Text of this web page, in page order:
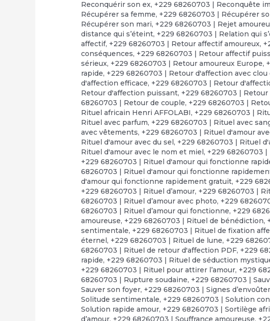
Reconquérir son ex, +229 68260703 | Reconquête
Récupérer sa femme, +229 68260703 | Récupérer
Récupérer son mari, +229 68260703 | Rejet
distance qui s’éteint, +229 68260703 | Relation qui
affectif, +229 68260703 | Retour affectif amoureux,
conséquences, +229 68260703 | Retour affectif
sérieux, +229 68260703 | Retour amoureux Europe,
rapide, +229 68260703 | Retour d'affection avec clou
d'affection efficace, +229 68260703 | Retour
Retour d'affection puissant, +229 68260703 |
68260703 | Retour de couple, +229 68260703 |
Rituel africain Henri AFFOLABI, +229 68260703 |
Rituel avec parfum, +229 68260703 | Rituel avec
avec vêtements, +229 68260703 | Rituel d'amour
Rituel d'amour avec du sel, +229 68260703 | Rituel
Rituel d'amour avec le nom et miel, +229 68260703
+229 68260703 | Rituel d'amour qui fonctionne
68260703 | Rituel d'amour qui fonctionne
d'amour qui fonctionne rapidement gratuit, +229
+229 68260703 | Rituel d’amour, +229 68260703 |
68260703 | Rituel d’amour avec photo, +229
68260703 | Rituel d’amour qui fonctionne, +229
amoureuse, +229 68260703 | Rituel de bénédiction,
sentimentale, +229 68260703 | Rituel de fixation
éternel, +229 68260703 | Rituel de lune, +229
68260703 | Rituel de retour d'affection PDF, +229
rapide, +229 68260703 | Rituel de séduction
+229 68260703 | Rituel pour attirer l’amour, +229
68260703 | Rupture soudaine, +229 68260703 |
Sauver son foyer, +229 68260703 | Signes
Solitude sentimentale, +229 68260703 | Solution
Solution rapide amour, +229 68260703 | Sortilège
d’amour, +229 68260703 | Souffrance amoureuse,